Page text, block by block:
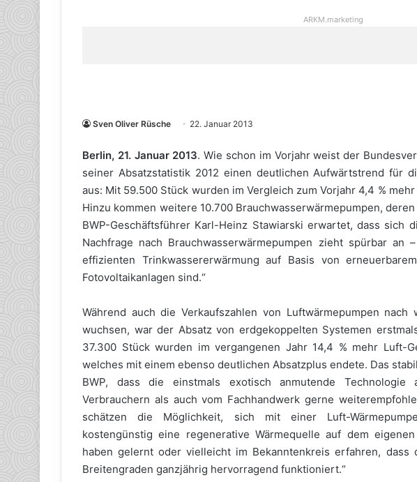
ARKM.marketing
Sven Oliver Rüsche 22. Januar 2013
Berlin, 21. Januar 2013. Wie schon im Vorjahr weist der
seiner Absatzstatistik 2012 einen deutlichen Aufwärtstrend für
aus: Mit 59.500 Stück wurden im Vergleich zum Vorjahr 4,4 %
Hinzu kommen weitere 10.700 Brauchwasserwärmepumpen,
BWP-Geschäftsführer Karl-Heinz Stawiarski erwartet, dass sich
Nachfrage nach Brauchwasserwärmepumpen zieht spürbar
effizienten Trinkwassererwärmung auf Basis von
Fotovoltaikanlagen sind.“
Während auch die Verkaufszahlen von Luftwärmepumpen
wuchsen, war der Absatz von erdgekoppelten Systemen
37.300 Stück wurden im vergangenen Jahr 14,4 % mehr Luft-
welches mit einem ebenso deutlichen Absatzplus endete. Das
BWP, dass die einstmals exotisch anmutende
Verbrauchern als auch vom Fachhandwerk gerne
schätzen die Möglichkeit, sich mit einer Luft-
kostengünstig eine regenerative Wärmequelle auf dem
haben gelernt oder vielleicht im Bekanntenkreis erfahren, dass
Breitengraden ganzjährig hervorragend funktioniert.“